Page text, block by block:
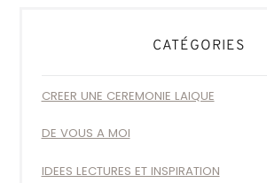
CATÉGORIES
CREER UNE CEREMONIE LAIQUE
DE VOUS A MOI
IDEES LECTURES ET INSPIRATION